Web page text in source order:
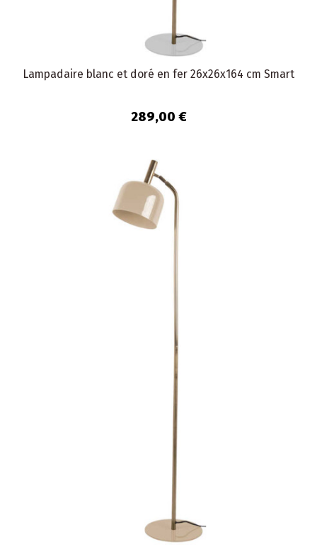
Lampadaire blanc et doré en fer 26x26x164 cm Smart
289,00 €